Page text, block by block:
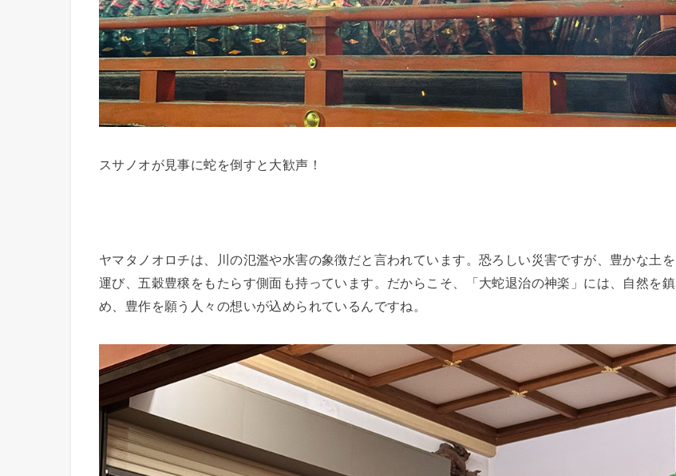
スサノオが見事に蛇を倒すと大歓声！
ヤマタノオロチは、川の氾濫や水害の象徴だと言われています。恐ろしい災害ですが、豊かな土を
運び、五穀豊穣をもたらす側面も持っています。だからこそ、「大蛇退治の神楽」には、自然を鎮
め、豊作を願う人々の想いが込められているんですね。